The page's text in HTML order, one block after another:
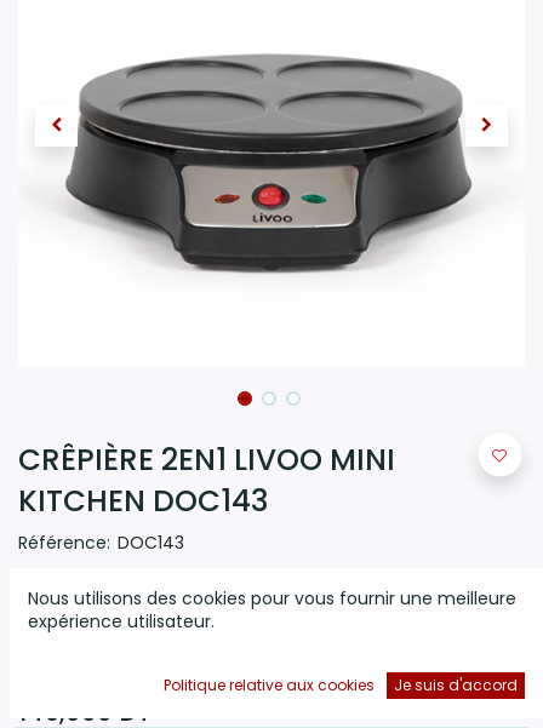
CRÊPIÈRE 2EN1 LIVOO MINI
KITCHEN DOC143
Référence: DOC143
Crêpière 2 en 1 Colisage 6 Puissance 1000 W - Grande
crêpe Ø 26 cm - Mini crêpe et pancake Ø 8 cm - Idéal
149,000 DT
Nous utilisons des cookies pour vous fournir une meilleure
expérience utilisateur.
Politique relative aux cookies Je suis d'accord